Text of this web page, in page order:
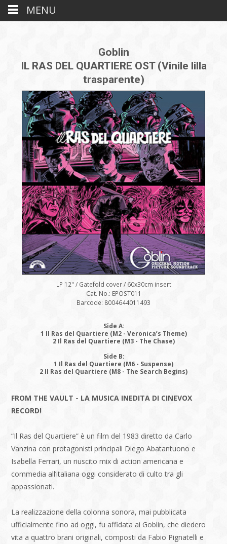
Goblin
IL RAS DEL QUARTIERE OST (Vinile lilla
trasparente)
LP 12" / Gatefold cover / 60x30cm insert
Cat. No.: EPOST011
Barcode: 8004644011493
Side A:
1 Il Ras del Quartiere (M2 - Veronica’s Theme)
2 Il Ras del Quartiere (M3 - The Chase)
Side B:
1 Il Ras del Quartiere (M6 - Suspense)
2 Il Ras del Quartiere (M8 - The Search Begins)
FROM THE VAULT - LA MUSICA INEDITA DI CINEVOX
RECORD!
“Il Ras del Quartiere” è un film del 1983 diretto da Carlo
Vanzina con protagonisti principali Diego Abatantuono e
Isabella Ferrari, un riuscito mix di action americana e
commedia all’italiana oggi considerato di culto tra gli
appassionati.
La realizzazione della colonna sonora, mai pubblicata
ufficialmente fino ad oggi, fu affidata ai Goblin, che diedero
vita a quattro brani originali, composti da Fabio Pignatelli e
MENU